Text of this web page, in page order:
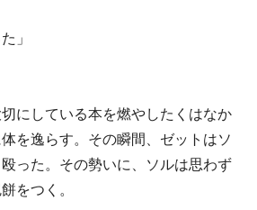
」
にしている本を燃やしたくはなか
を逸らす。その瞬間、ゼットはソ
った。その勢いに、ソルは思わず
をつく。